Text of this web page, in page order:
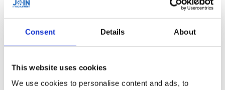
Consent Details About
This website uses cookies
We use cookies to personalise content and ads, to
Problemen analyseren en verstoringen verhelpen;
Monitoren van huidige systemen;
Testen en implementeren van nieuwe versies;
Opstellen van wijzigingsvoorstellen;
Key Users training en handleidingen schrijven.
Wij zijn op zoek naar een professional met de